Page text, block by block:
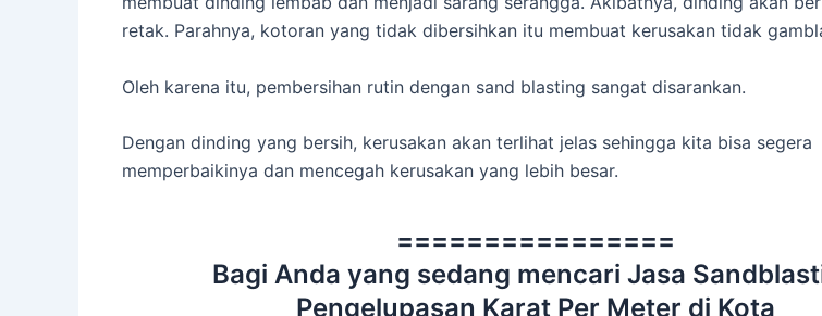
retak. Parahnya, kotoran yang tidak dibersihkan itu membuat kerusakan tidak
Oleh karena itu, pembersihan rutin dengan sand blasting sangat disarankan.
Dengan dinding yang bersih, kerusakan akan terlihat jelas sehingga kita bisa segera
memperbaikinya dan mencegah kerusakan yang lebih besar.
================
Bagi Anda yang sedang mencari Jasa
Pengelupasan Karat Per Meter di Kota